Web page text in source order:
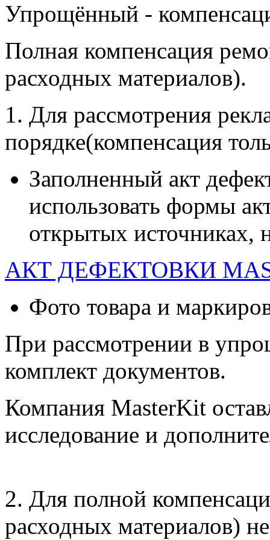
Упрощённый -
Полная компенсация
расходных материалов).
1. Для рассмотрения
порядке(компенсация
Заполненный акт
использовать формы
открытых источниках,
АКТ ДЕФЕКТОВКИ
Фото товара и
При рассмотрении в
комплект документов.
Компания MasterKit
исследование и
2. Для полной
расходных материалов)